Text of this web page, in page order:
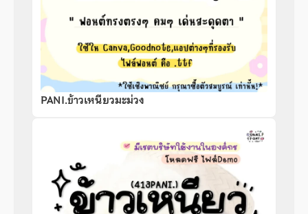
PANI.ข้าวเหนียวมะม่วง